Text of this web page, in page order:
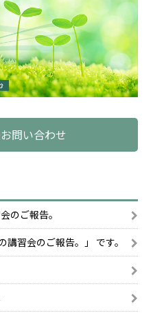
問い合わせ
のご報告。
習会のご報告。」 です。